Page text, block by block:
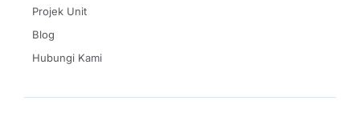
Projek Unit
Blog
Hubungi Kami